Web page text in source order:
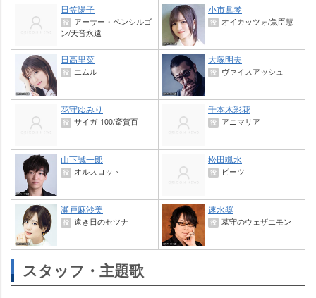
日笠陽子
役
アーサー・ペンシルゴ
ン/天音永遠
小市眞琴
役 オイカッツォ/魚臣慧
日高里菜
役 エムル
大塚明夫
役 ヴァイスアッシュ
花守ゆみり
役 サイガ-100/斎賀百
千本木彩花
役 アニマリア
山下誠一郎
役 オルスロット
松田颯水
役 ピーツ
瀬戸麻沙美
役 遠き日のセツナ
速水奨
役 墓守のウェザエモン
スタッフ・主題歌